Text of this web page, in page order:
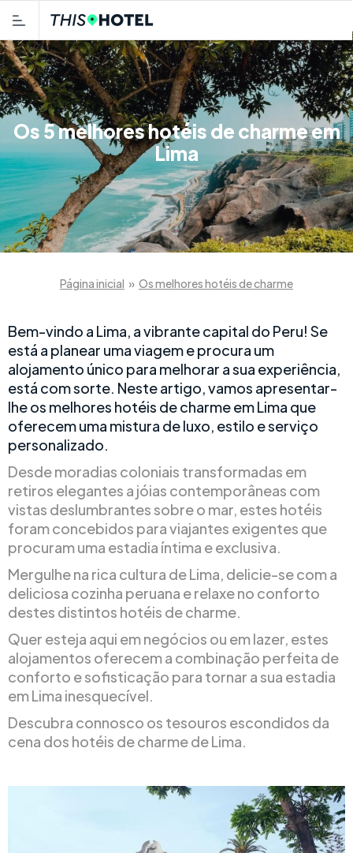
Os 5 melhores hotéis de charme em
Lima
Página inicial » Os melhores hotéis de charme
Bem-vindo a Lima, a vibrante capital do Peru! Se
está a planear uma viagem e procura um
alojamento único para melhorar a sua experiência,
está com sorte. Neste artigo, vamos apresentar-
lhe os melhores hotéis de charme em Lima que
oferecem uma mistura de luxo, estilo e serviço
personalizado.
Desde moradias coloniais transformadas em
retiros elegantes a jóias contemporâneas com
vistas deslumbrantes sobre o mar, estes hotéis
foram concebidos para viajantes exigentes que
procuram uma estadia íntima e exclusiva.
Mergulhe na rica cultura de Lima, delicie-se com a
deliciosa cozinha peruana e relaxe no conforto
destes distintos hotéis de charme.
Quer esteja aqui em negócios ou em lazer, estes
alojamentos oferecem a combinação perfeita de
conforto e sofisticação para tornar a sua estadia
em Lima inesquecível.
Descubra connosco os tesouros escondidos da
cena dos hotéis de charme de Lima.